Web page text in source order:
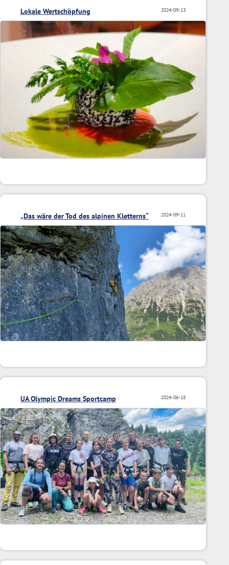
2024-09-13
Lokale Wertschöpfung
2024-09-11
„Das wäre der Tod des alpinen Kletterns“
2024-06-18
UA Olympic Dreams Sportcamp